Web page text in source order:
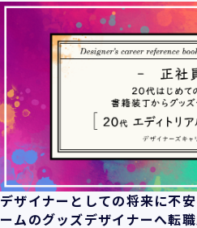
当社は個人情報の取扱いに関す
他の規範を遵守致します。
当社は個人情報の漏えい、滅失
は、合理的な安全対策を講じて
し、継続的に向上させていきま
かに是正措置を講じます。
当社は個人情報取扱いに関する
速かつ誠実に対応致します。
個人情報保護マネジメントシス
の変化と実情を踏まえ、適時・
をはかっていきます。
個人情報保護方針に関するお問
情・相談窓口
デザイナーとしての将来に不
ームのグッズデザイナーへ転